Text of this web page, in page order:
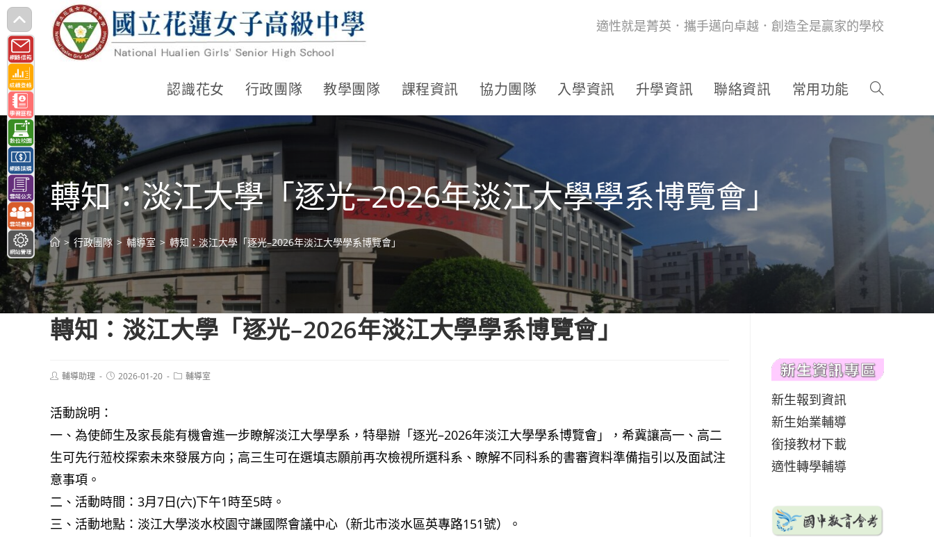
跳
轉
至
主
要
內
容
適性就是菁英．攜手邁向卓越．創造全是贏家的學校
認識花女 行政團隊 教學團隊 課程資訊 協力團隊 入學資訊 升學資訊 聯絡資訊 常用功能
轉知：淡江大學「逐光–2026年淡江大學學系博覽會」
> 行政團隊 > 輔導室 > 轉知：淡江大學「逐光–2026年淡江大學學系博覽會」
轉知：淡江大學「逐光–2026年淡江大學學系博覽會」
Post輔導助理
Post2026-01-20
Post輔導室
活動說明：
一、為使師生及家長能有機會進一步瞭解淡江大學學系，特舉辦「逐光–2026年淡江大學學系博覽會」，希冀讓高一、高二
生可先行蒞校探索未來發展方向；高三生可在選填志願前再次檢視所選科系、瞭解不同科系的書審資料準備指引以及面試注
意事項。
二、活動時間：3月7日(六)下午1時至5時。
三、活動地點：淡江大學淡水校園守謙國際會議中心（新北市淡水區英專路151號）。
新生報到資訊
新生始業輔導
銜接教材下載
適性轉學輔導